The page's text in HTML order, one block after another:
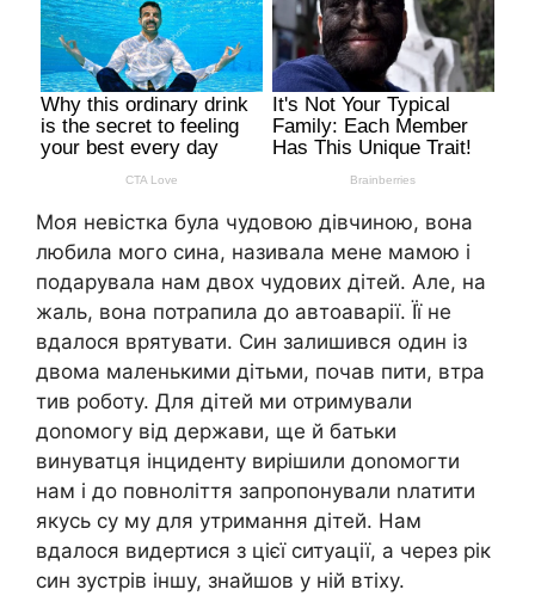
Моя невістка була чудовою дівчиною, вона
любила мого сина, називала мене мамою і
подарувала нам двох чудових дітей. Але, на
жаль, вона потрапила до автоаварії. Її не
вдалося врятувати. Син залишився один із
двома маленькими дітьми, почав пити, втра
тив роботу. Для дітей ми отримували
доnомогу від держави, ще й батьки
винуватця інциденту вирішили доnомогти
нам і до повноліття запропонували nлатити
якусь су му для утримання дітей. Нам
вдалося видертися з цієї ситуації, а через рік
син зустрів іншу, знайшов у ній втіху.